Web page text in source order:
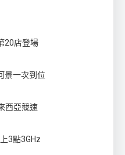
20店登場
景一次到位
西亞競速
3點3GHz